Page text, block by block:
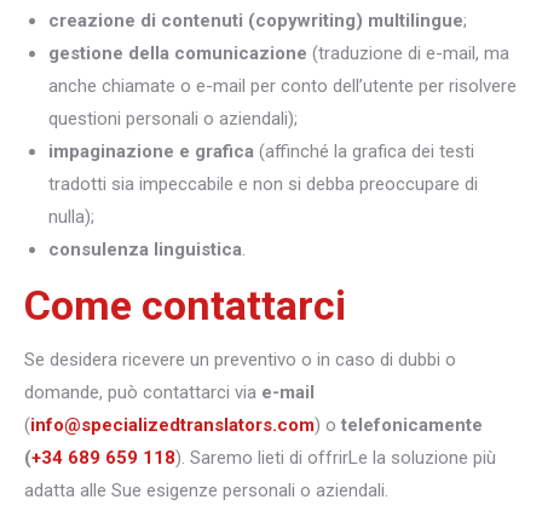
creazione di contenuti (copywriting) multilingue;
gestione della comunicazione (traduzione di e-mail, ma
anche chiamate o e-mail per conto dell’utente per risolvere
questioni personali o aziendali);
impaginazione e grafica (affinché la grafica dei testi
tradotti sia impeccabile e non si debba preoccupare di
nulla);
consulenza linguistica.
Come contattarci
Se desidera ricevere un preventivo o in caso di dubbi o
domande, può contattarci via e-mail
(info@specializedtranslators.com) o telefonicamente
(+34 689 659 118). Saremo lieti di offrirLe la soluzione più
adatta alle Sue esigenze personali o aziendali.